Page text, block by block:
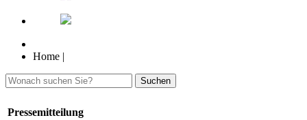
Home |
Suchen
Pressemitteilung